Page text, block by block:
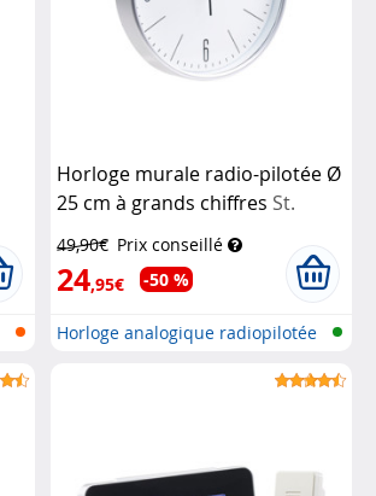
Horloge murale radio-pilotée Ø
25 cm à grands chiffres St.
49,90€ Prix conseillé
24,95€ -50 %
Horloge analogique radiopilotée